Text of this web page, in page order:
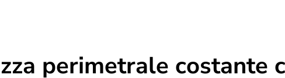
perimetrale costante